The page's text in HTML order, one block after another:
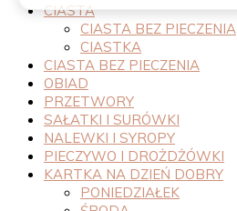
CIASTA
CIASTA BEZ PIECZENIA
CIASTKA
CIASTA BEZ PIECZENIA
OBIAD
PRZETWORY
SAŁATKI I SURÓWKI
NALEWKI I SYROPY
PIECZYWO I DROŻDŻÓWKI
KARTKA NA DZIEŃ DOBRY
PONIEDZIAŁEK